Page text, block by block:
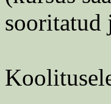
sooritatud